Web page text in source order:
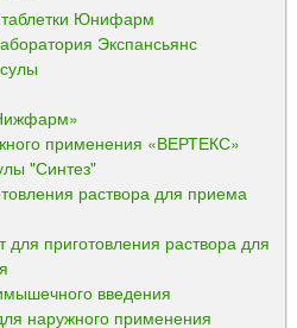
Юнифарм
Экспансьянс
применения «ВЕРТЕКС»
"Синтез"
раствора для приема
приготовления раствора для
введения
наружного применения